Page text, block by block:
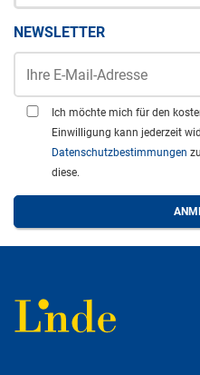
NEWSLETTER
Ich möchte mich für den
Einwilligung kann jederzeit
Datenschutzbestimmungen
diese.